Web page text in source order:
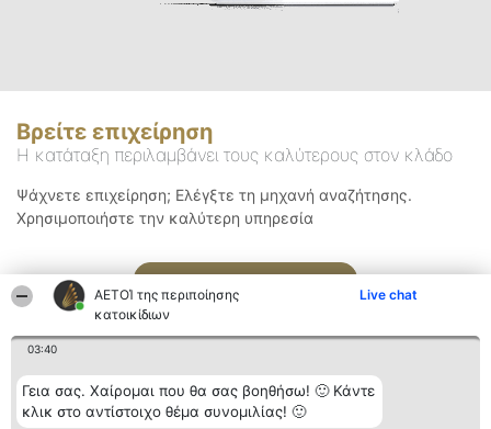
ΑΕΤΟΊ της περιποίησης
κατοικίδιων
Live chat
03:40
Γεια σας. Χαίρομαι που θα σας βοηθήσω! 🙂 Κάντε
κλικ στο αντίστοιχο θέμα συνομιλίας! 🙂
Βρείτε επιχείρηση
Η κατάταξη περιλαμβάνει τους καλύτερους στον κλάδο
Ψάχνετε επιχείρηση; Ελέγξτε τη μηχανή αναζήτησης.
Χρησιμοποιήστε την καλύτερη υπηρεσία
Αναζήτηση